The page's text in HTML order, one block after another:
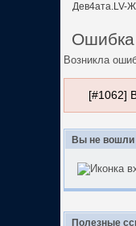
Дев4ата.LV-
Ошибка
Возникла
[#1062]
Вы не вошли
Полезные